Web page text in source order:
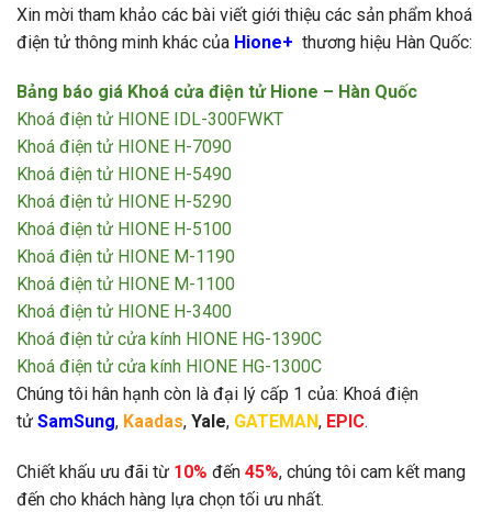
Xin mời tham khảo các bài viết giới thiệu các sản phẩm khoá
điện tử thông minh khác của Hione+ thương hiệu Hàn Quốc:
Bảng báo giá Khoá cửa điện tử Hione – Hàn Quốc
Khoá điện tử HIONE IDL-300FWKT
Khoá điện tử HIONE H-7090
Khoá điện tử HIONE H-5490
Khoá điện tử HIONE H-5290
Khoá điện tử HIONE H-5100
Khoá điện tử HIONE M-1190
Khoá điện tử HIONE M-1100
Khoá điện tử HIONE H-3400
Khoá điện tử cửa kính HIONE HG-1390C
Khoá điện tử cửa kính HIONE HG-1300C
Chúng tôi hân hạnh còn là đại lý cấp 1 của: Khoá điện
tử SamSung, Kaadas, Yale, GATEMAN, EPIC.
Chiết khấu ưu đãi từ 10% đến 45%, chúng tôi cam kết mang
đến cho khách hàng lựa chọn tối ưu nhất.